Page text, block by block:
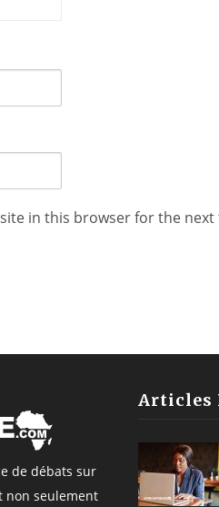
in this browser for the
de débats sur
non seulement
Articles